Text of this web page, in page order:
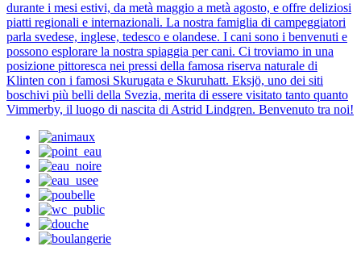
durante i mesi estivi, da metà maggio a metà agosto, e offre deliziosi
piatti regionali e internazionali. La nostra famiglia di campeggiatori
parla svedese, inglese, tedesco e olandese. I cani sono i benvenuti e
possono esplorare la nostra spiaggia per cani. Ci troviamo in una
posizione pittoresca nei pressi della famosa riserva naturale di
Klinten con i famosi Skurugata e Skuruhatt. Eksjö, uno dei siti
boschivi più belli della Svezia, merita di essere visitato tanto quanto
Vimmerby, il luogo di nascita di Astrid Lindgren. Benvenuto tra noi!